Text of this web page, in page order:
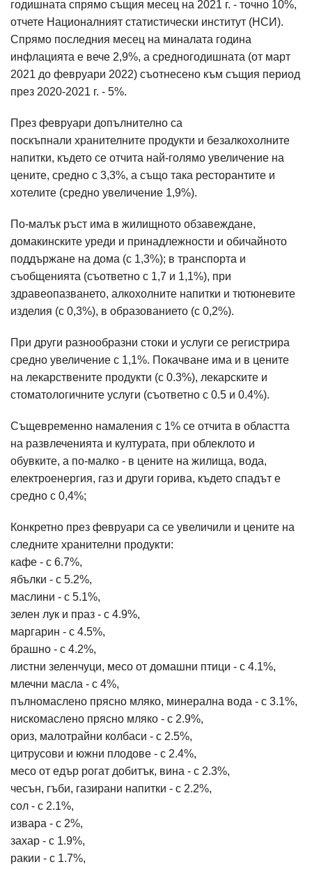
годишната спрямо същия месец на 2021 г. - точно 10%,
отчете Националният статистически институт (НСИ).
Спрямо последния месец на миналата година
инфлацията е вече 2,9%, а средногодишната (от март
2021 до февруари 2022) съотнесено към същия период
през 2020-2021 г. - 5%.
През февруари допълнително са
поскъпнали хранителните продукти и безалкохолните
напитки, където се отчита най-голямо увеличение на
цените, средно с 3,3%, а също така ресторантите и
хотелите (средно увеличение 1,9%).
По-малък ръст има в жилищното обзавеждане,
домакинските уреди и принадлежности и обичайното
поддържане на дома (с 1,3%); в транспорта и
съобщенията (съответно с 1,7 и 1,1%), при
здравеопазването, алкохолните напитки и тютюневите
изделия (с 0,3%), в образованието (с 0,2%).
При други разнообразни стоки и услуги се регистрира
средно увеличение с 1,1%. Покачване има и в цените
на лекарствените продукти (с 0.3%), лекарските и
стоматологичните услуги (съответно с 0.5 и 0.4%).
Същевременно намаления с 1% се отчита в областта
на развлеченията и културата, при облеклото и
обувките, а по-малко - в цените на жилища, вода,
електроенергия, газ и други горива, където спадът е
средно с 0,4%;
Конкретно през февруари са се увеличили и цените на
следните хранителни продукти:
кафе - с 6.7%,
ябълки - с 5.2%,
маслини - с 5.1%,
зелен лук и праз - с 4.9%,
маргарин - с 4.5%,
брашно - с 4.2%,
листни зеленчуци, месо от домашни птици - с 4.1%,
млечни масла - с 4%,
пълномаслено прясно мляко, минерална вода - с 3.1%,
нискомаслено прясно мляко - с 2.9%,
ориз, малотрайни колбаси - с 2.5%,
цитрусови и южни плодове - с 2.4%,
месо от едър рогат добитък, вина - с 2.3%,
чесън, гъби, газирани напитки - с 2.2%,
сол - с 2.1%,
извара - с 2%,
захар - с 1.9%,
ракии - с 1.7%,